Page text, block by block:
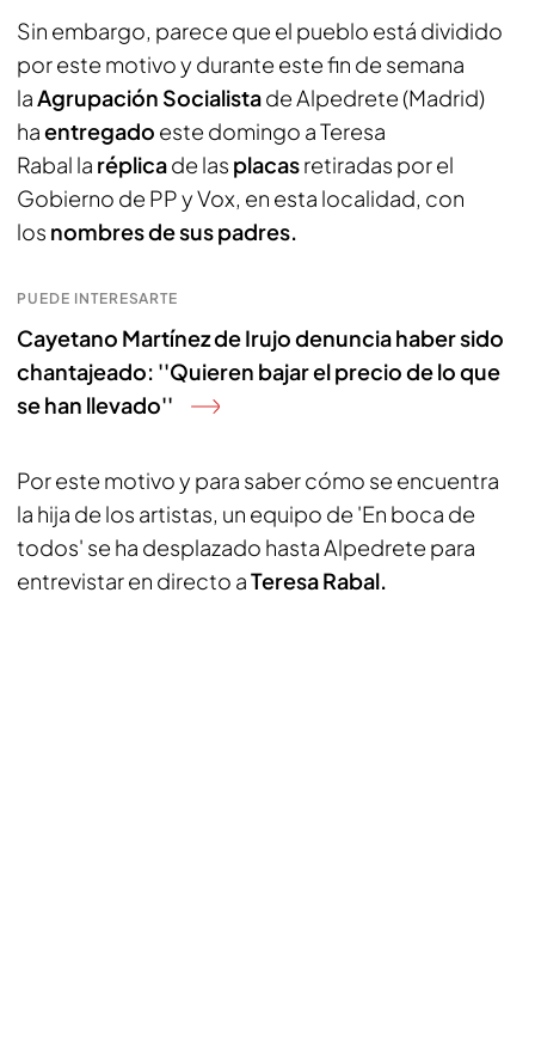
Sin embargo, parece que el pueblo está dividido
por este motivo y durante este fin de semana
laAgrupación Socialistade Alpedrete (Madrid)
haentregado este domingo a Teresa
Rabal la réplicade las placasretiradas por el
Gobierno de PP y Vox, en esta localidad, con
los nombres de sus padres.
PUEDE INTERESARTE
Cayetano Martínez de Irujo denuncia haber sido
chantajeado: ''Quieren bajar el precio de lo que
se han llevado''
Por este motivo y para saber cómo se encuentra
la hija de los artistas, un equipo de 'En boca de
todos' se ha desplazado hasta Alpedrete para
entrevistar en directo aTeresa Rabal.